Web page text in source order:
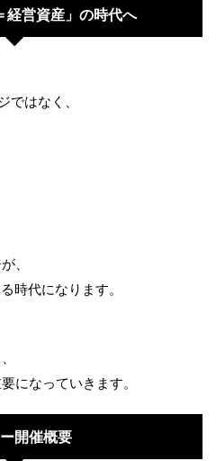
経営資産」の時代へ
ではなく、
、
時代になります。
になっていきます。
開催概要